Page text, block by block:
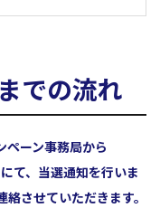
での流れ
ペーン事務局から
て、当選通知を行いま
させていただきます。